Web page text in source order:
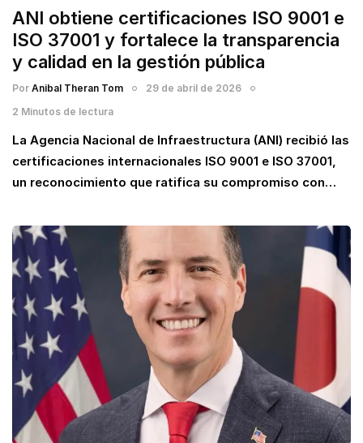
ANI obtiene certificaciones ISO 9001 e
ISO 37001 y fortalece la transparencia
y calidad en la gestión pública
Por Anibal Theran Tom
29 de abril de 2026
2 Minutos de lectura
La Agencia Nacional de Infraestructura (ANI) recibió las
certificaciones internacionales ISO 9001 e ISO 37001,
un reconocimiento que ratifica su compromiso con…